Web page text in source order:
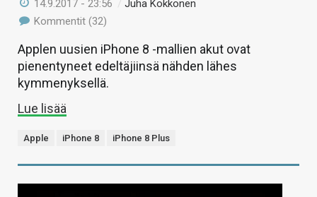
14.9.2017 - 23:56 /Juha Kokkonen
Kommentit (32)
Applen uusien iPhone 8 -mallien akut ovat
pienentyneet edeltäjiinsä nähden lähes
kymmenyksellä.
Lue lisää
Apple iPhone 8 iPhone 8 Plus